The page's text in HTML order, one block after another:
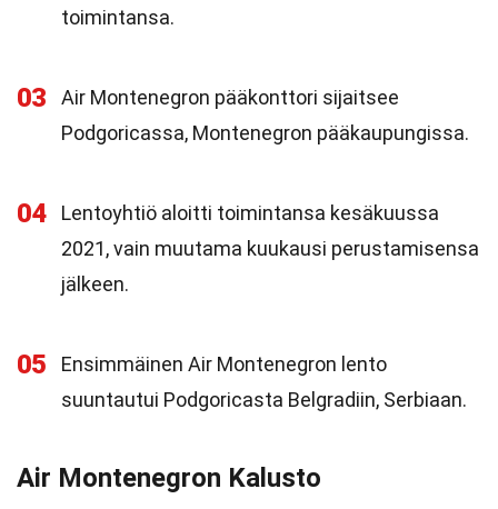
toimintansa.
03
Air Montenegron pääkonttori sijaitsee
Podgoricassa, Montenegron pääkaupungissa.
04
Lentoyhtiö aloitti toimintansa kesäkuussa
2021, vain muutama kuukausi perustamisensa
jälkeen.
05
Ensimmäinen Air Montenegron lento
suuntautui Podgoricasta Belgradiin, Serbiaan.
Air Montenegron Kalusto